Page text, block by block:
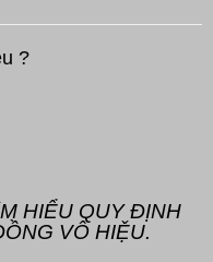
?
HIỂU QUY ĐỊNH
VÔ HIỆU.